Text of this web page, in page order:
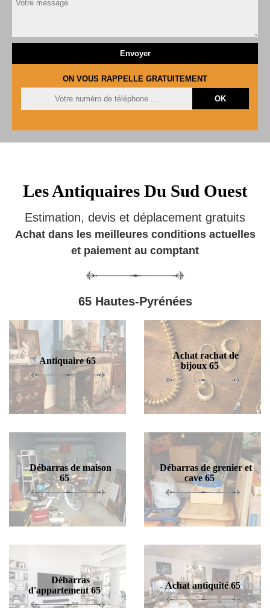
ON VOUS RAPPELLE GRATUITEMENT
Les Antiquaires Du Sud Ouest
Estimation, devis et déplacement gratuits
Achat dans les meilleures conditions actuelles
et paiement au comptant
65 Hautes-Pyrénées
Antiquaire 65
Achat rachat de
bijoux 65
Débarras de maison
65
Débarras de grenier et
cave 65
Débarras
d'appartement 65
Achat antiquité 65